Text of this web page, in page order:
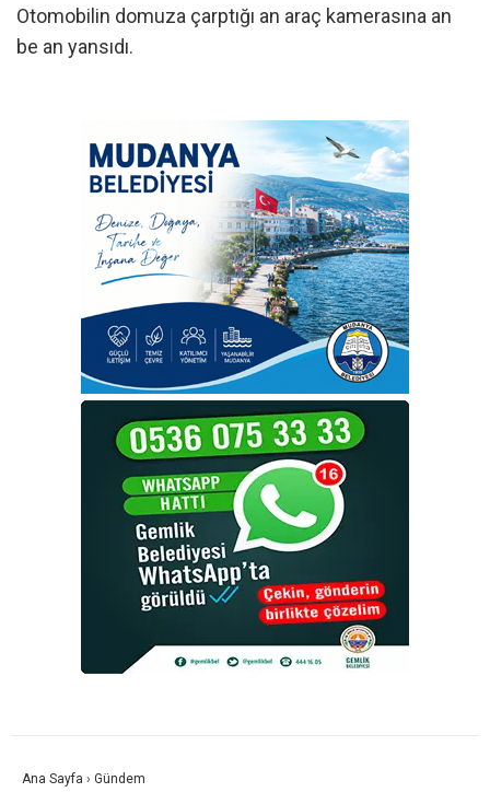
Otomobilin domuza çarptığı an araç kamerasına an
be an yansıdı.
Ana Sayfa › Gündem